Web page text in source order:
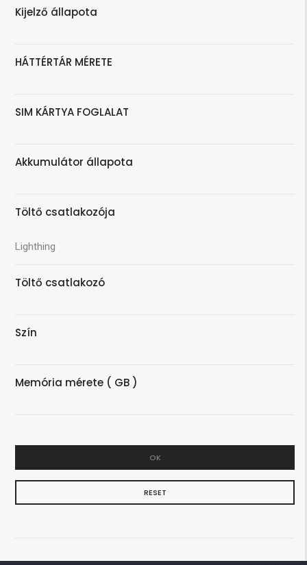
Kijelző állapota
HÁTTÉRTÁR MÉRETE
SIM KÁRTYA FOGLALAT
Akkumulátor állapota
Töltő csatlakozója
Lighthing
Töltő csatlakozó
Szín
Memória mérete ( GB )
OK
RESET